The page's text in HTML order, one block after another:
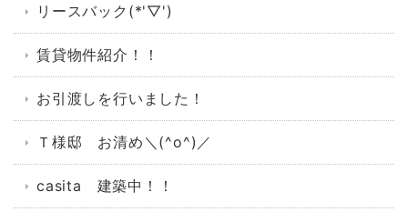
リースバック(*'▽')
賃貸物件紹介！！
お引渡しを行いました！
Ｔ様邸 お清め＼(^o^)／
casita 建築中！！